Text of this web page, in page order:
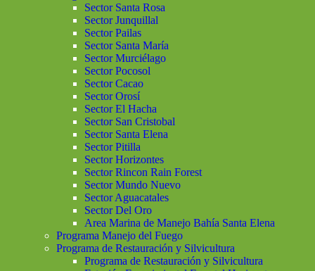
Sector Santa Rosa
Sector Junquillal
Sector Pailas
Sector Santa María
Sector Murciélago
Sector Pocosol
Sector Cacao
Sector Orosí
Sector El Hacha
Sector San Cristobal
Sector Santa Elena
Sector Pitilla
Sector Horizontes
Sector Rincon Rain Forest
Sector Mundo Nuevo
Sector Aguacatales
Sector Del Oro
Area Marina de Manejo Bahía Santa Elena
Programa Manejo del Fuego
Programa de Restauración y Silvicultura
Programa de Restauración y Silvicultura